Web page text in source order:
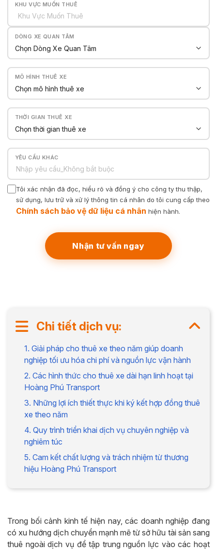
KHU VỰC MUỐN THUÊ
DÒNG XE QUAN TÂM
MÔ HÌNH THUÊ XE
THỜI GIAN THUÊ XE
YÊU CẦU KHÁC
Tôi xác nhận đã đọc, hiểu rõ và đồng ý cho công ty thu thập,
sử dụng, lưu trữ và xử lý thông tin cá nhân do tôi cung cấp theo
Chính sách bảo vệ dữ liệu cá nhân hiện hành.
Nhận tư vấn ngay
Chi tiết dịch vụ:
1. Giải pháp cho thuê xe theo năm giúp doanh
nghiệp tối ưu hóa chi phí và nguồn lực vận hành
2. Các hình thức cho thuê xe dài hạn linh hoạt tại
Hoàng Phú Transport
3. Những lợi ích thiết thực khi ký kết hợp đồng thuê
xe theo năm
4. Quy trình triển khai dịch vụ chuyên nghiệp và
nghiêm túc
5. Cam kết chất lượng và trách nhiệm từ thương
hiệu Hoàng Phú Transport
Trong bối cảnh kinh tế hiện nay, các doanh nghiệp đang
có xu hướng dịch chuyển mạnh mẽ từ sở hữu tài sản sang
thuê ngoài dịch vụ để tập trung nguồn lực vào các hoạt